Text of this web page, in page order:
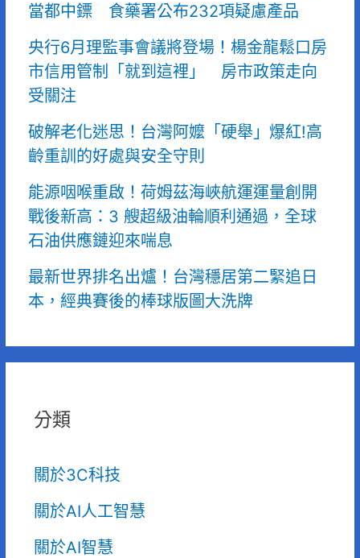
當都中鏢 食藥署公布232項疑慮產品
央行6月理監事會議將登場！楊金龍鬆口房
市信用管制「就到這裡」 房市政策走向
受關注
破解老化迷思！台灣阿嬤「硬舉」爆紅!高
齡重訓的好處與安全守則
能源咽喉重啟！荷姆茲海峽航運運量創開
戰後新高：3 艘超級油輪順利通過，全球
石油供應鏈迎來喘息
最新世界排名出爐！台灣穩居第二緊追日
本，經典賽後的棒球版圖大洗牌
分類
關於3C科技
關於AI人工智慧
關於AI智慧